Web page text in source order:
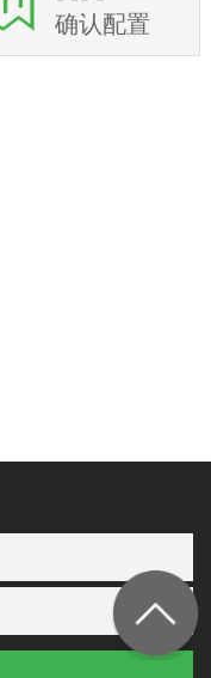
确认配置